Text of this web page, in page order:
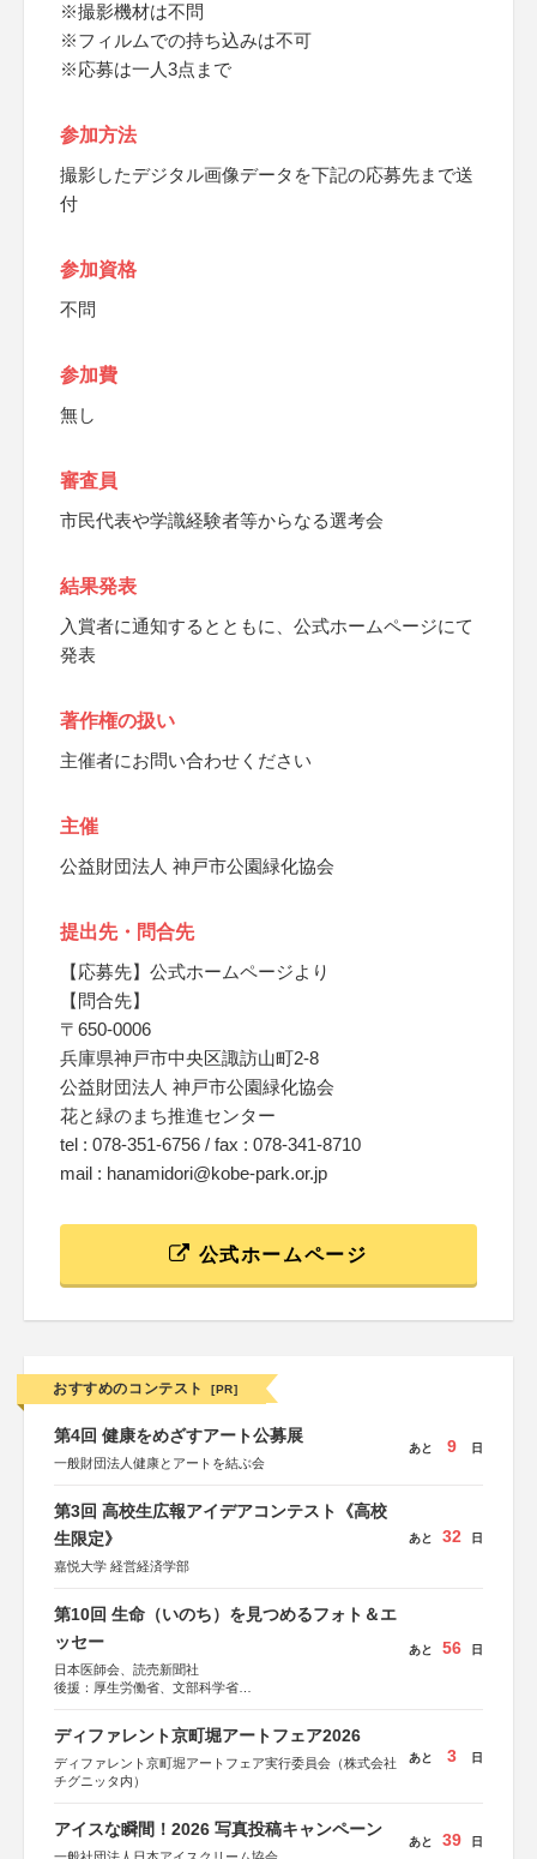
※撮影機材は不問
※フィルムでの持ち込みは不可
※応募は一人3点まで
参加方法
撮影したデジタル画像データを下記の応募先まで送
付
参加資格
不問
参加費
無し
審査員
市民代表や学識経験者等からなる選考会
結果発表
入賞者に通知するとともに、公式ホームページにて
発表
著作権の扱い
主催者にお問い合わせください
主催
公益財団法人 神戸市公園緑化協会
提出先・問合先
【応募先】公式ホームページより
【問合先】
〒650-0006
兵庫県神戸市中央区諏訪山町2-8
公益財団法人 神戸市公園緑化協会
花と緑のまち推進センター
tel : 078-351-6756 / fax : 078-341-8710
mail : hanamidori@kobe-park.or.jp
公式ホームページ
おすすめのコンテスト [PR]
第4回 健康をめざすアート公募展
一般財団法人健康とアートを結ぶ会
あと 9 日
第3回 高校生広報アイデアコンテスト《高校
生限定》
嘉悦大学 経営経済学部
あと 32 日
第10回 生命（いのち）を見つめるフォト＆エ
ッセー
日本医師会、読売新聞社
後援：厚生労働省、文部科学省
しん生命保険株式会社
あと 56 日
ディファレント京町堀アートフェア2026
ディファレント京町堀アートフェア実行委員会（株式会社
チグニッタ内）
あと 3 日
アイスな瞬間！2026 写真投稿キャンペーン
あと 39 日